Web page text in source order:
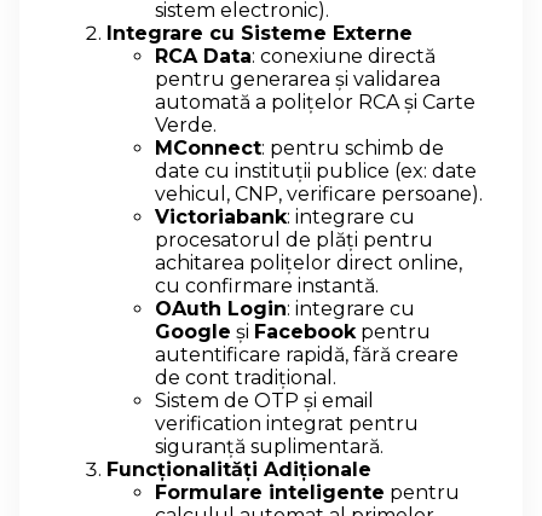
sistem electronic).
Integrare cu Sisteme Externe
RCA Data: conexiune directă
pentru generarea și validarea
automată a polițelor RCA și Carte
Verde.
MConnect: pentru schimb de
date cu instituții publice (ex: date
vehicul, CNP, verificare persoane).
Victoriabank: integrare cu
procesatorul de plăți pentru
achitarea polițelor direct online,
cu confirmare instantă.
OAuth Login: integrare cu
Google și Facebookpentru
autentificare rapidă, fără creare
de cont tradițional.
Sistem de OTP și email
verification integrat pentru
siguranță suplimentară.
Funcționalități Adiționale
Formulare inteligente pentru